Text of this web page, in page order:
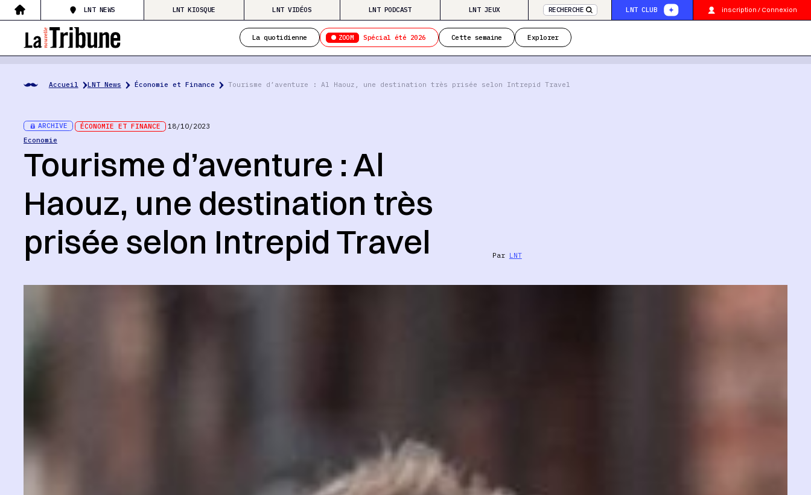
LNT NEWS LNT KIOSQUE LNT VIDÉOS LNT PODCAST LNT JEUX RECHERCHE LNT CLUB inscription / Connexion
La quotidienne ZOOM Spécial été 2026 Cette semaine Explorer
Accueil LNT News Économie et Finance Tourisme d’aventure : Al Haouz, une destination très prisée selon Intrepid Travel
ARCHIVE ÉCONOMIE ET FINANCE
18/10/2023
Economie
Tourisme d’aventure : Al
Haouz, une destination très
prisée selon Intrepid Travel
Par LNT